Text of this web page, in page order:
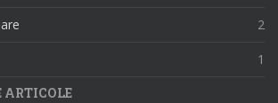
2
1
ARTICOLE